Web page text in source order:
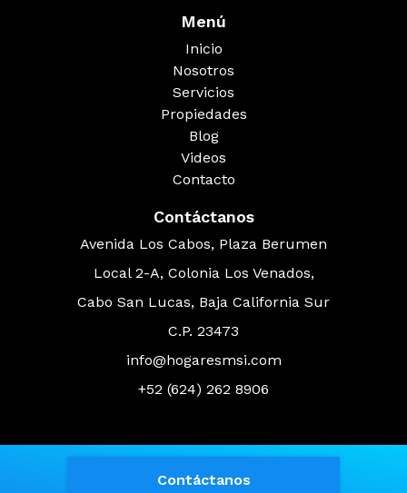
Contáctanos
Menú
Inicio
Nosotros
Servicios
Propiedades
Blog
Videos
Contacto
Contáctanos
Avenida Los Cabos, Plaza Berumen
Local 2-A, Colonia Los Venados,
Cabo San Lucas, Baja California Sur
C.P. 23473
info@hogaresmsi.com
+52 (624) 262 8906
Powered byEasyBroker